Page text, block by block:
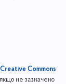
Creative Commons
не зазначено